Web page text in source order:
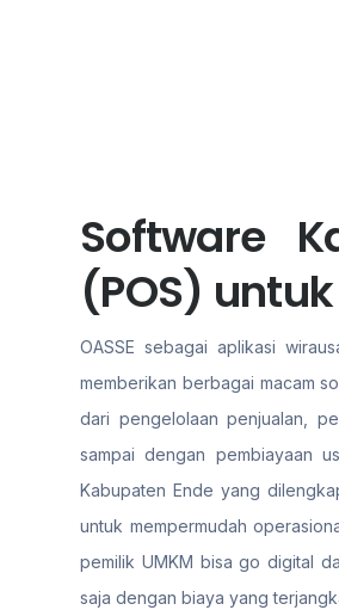
Software
(POS)
OASSE sebagai aplikasi
memberikan berbagai macam
dari pengelolaan penjualan,
sampai dengan pembiayaan
Kabupaten Ende yang
untuk mempermudah
pemilik UMKM bisa go digital
saja dengan biaya yang